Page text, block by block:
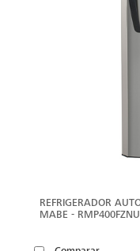
REFRIGERADOR
MABE - RMP400FZNU